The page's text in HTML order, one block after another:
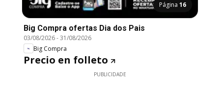
Página 16
Big Compra ofertas Dia dos Pais
03/08/2026-31/08/2026
Big Compra
Precio en folleto
PUBLICIDADE